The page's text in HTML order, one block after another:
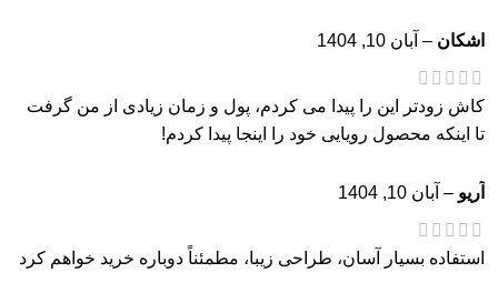
اشکان – آبان 10, 1404
کاش زودتر این را پیدا می کردم، پول و زمان زیادی از من گرفت
تا اینکه محصول رویایی خود را اینجا پیدا کردم!
آریو – آبان 10, 1404
استفاده بسیار آسان، طراحی زیبا، مطمئناً دوباره خرید خواهم کرد